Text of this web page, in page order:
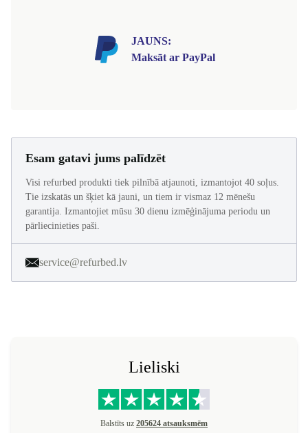
JAUNS:
Maksāt ar PayPal
Esam gatavi jums palīdzēt
Visi refurbed produkti tiek pilnībā atjaunoti, izmantojot 40 soļus.
Tie izskatās un šķiet kā jauni, un tiem ir vismaz 12 mēnešu
garantija. Izmantojiet mūsu 30 dienu izmēģinājuma periodu un
pārliecinieties paši.
service@refurbed.lv
Lieliski
Balstīts uz 205624 atsauksmēm